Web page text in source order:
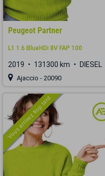
Peugeot Partner
L1 1.6 BlueHDi 8V FAP 100
2019 131300 km DIESEL
Ajaccio - 20090
Vous arrivez trop tard